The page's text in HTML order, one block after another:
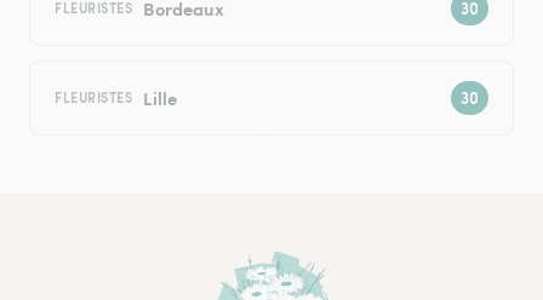
FLEURISTES Bordeaux
FLEURISTES Lille